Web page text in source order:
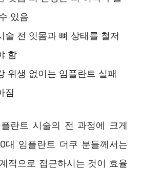
있음
술 전 잇몸과 뼈 상태를 철저
함
위생 없이는 임플란트 실패
짐
란트 시술의 전 과정에 크게
대 임플란트 더쿠 분들께서는
적으로 접근하시는 것이 효율